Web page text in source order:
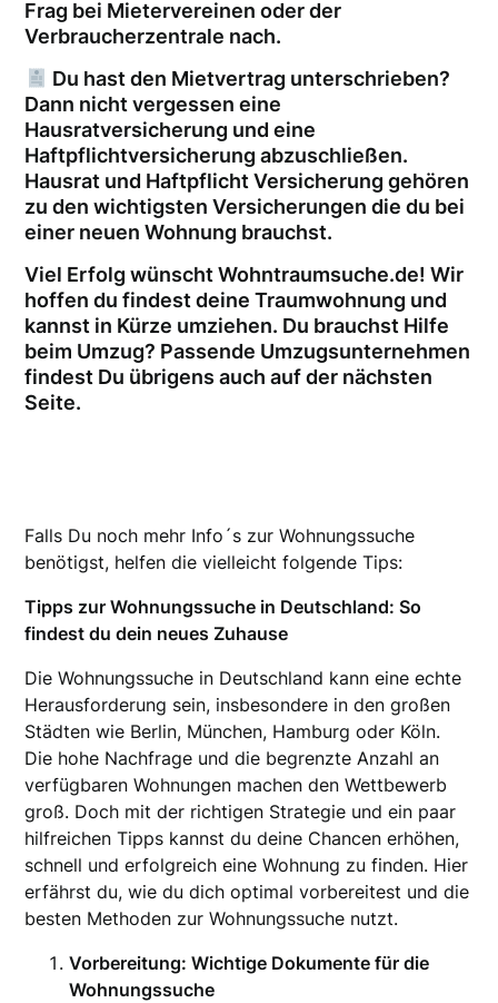
Frag bei Mietervereinen oder der
Verbraucherzentrale nach.
Du hast den Mietvertrag unterschrieben?
Dann nicht vergessen eine
Hausratversicherung und eine
Haftpflichtversicherung abzuschließen.
Hausrat und Haftpflicht Versicherung gehören
zu den wichtigsten Versicherungen die du bei
einer neuen Wohnung brauchst.
Viel Erfolg wünscht Wohntraumsuche.de! Wir
hoffen du findest deine Traumwohnung und
kannst in Kürze umziehen. Du brauchst Hilfe
beim Umzug? Passende Umzugsunternehmen
findest Du übrigens auch auf der nächsten
Seite.
Falls Du noch mehr Info´s zur Wohnungssuche
benötigst, helfen die vielleicht folgende Tips:
Tipps zur Wohnungssuche in Deutschland: So
findest du dein neues Zuhause
Die Wohnungssuche in Deutschland kann eine echte
Herausforderung sein, insbesondere in den großen
Städten wie Berlin, München, Hamburg oder Köln.
Die hohe Nachfrage und die begrenzte Anzahl an
verfügbaren Wohnungen machen den Wettbewerb
groß. Doch mit der richtigen Strategie und ein paar
hilfreichen Tipps kannst du deine Chancen erhöhen,
schnell und erfolgreich eine Wohnung zu finden. Hier
erfährst du, wie du dich optimal vorbereitest und die
besten Methoden zur Wohnungssuche nutzt.
Vorbereitung: Wichtige Dokumente für die
Wohnungssuche